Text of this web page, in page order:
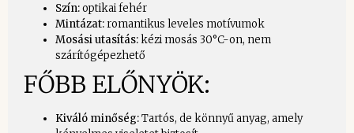
Szín:optikai fehér
Mintázat:romantikus leveles motívumok
Mosási utasítás: kézi mosás 30°C-on, nem
szárítógépezhető
FŐBB ELŐNYÖK:
Kiváló minőség:Tartós, de könnyű anyag, amely